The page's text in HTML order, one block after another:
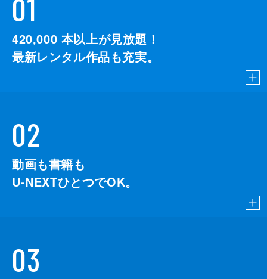
01
420,000 本以上が見放題！
最新レンタル作品も充実。
02
動画も書籍も
U-NEXTひとつでOK。
03